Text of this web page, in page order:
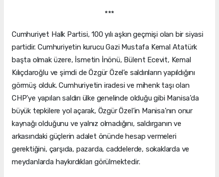
***
Cumhuriyet Halk Partisi, 100 yılı aşkın geçmişi olan bir siyasi
partidir. Cumhuriyetin kurucu Gazi Mustafa Kemal Atatürk
başta olmak üzere, İsmetin İnönü, Bülent Ecevit, Kemal
Kılıçdaroğlu ve şimdi de Özgür Özel’e saldırıların yapıldığını
görmüş olduk. Cumhuriyetin iradesi ve mihenk taşı olan
CHP’ye yapılan saldırı ülke genelinde olduğu gibi Manisa’da
büyük tepkilere yol açarak, Özgür Özel’in Manisa’nın onur
kaynağı olduğunu ve yalnız olmadığını, saldırganın ve
arkasındaki güçlerin adalet önünde hesap vermeleri
gerektiğini, çarşıda, pazarda, caddelerde, sokaklarda ve
meydanlarda haykırdıkları görülmektedir.